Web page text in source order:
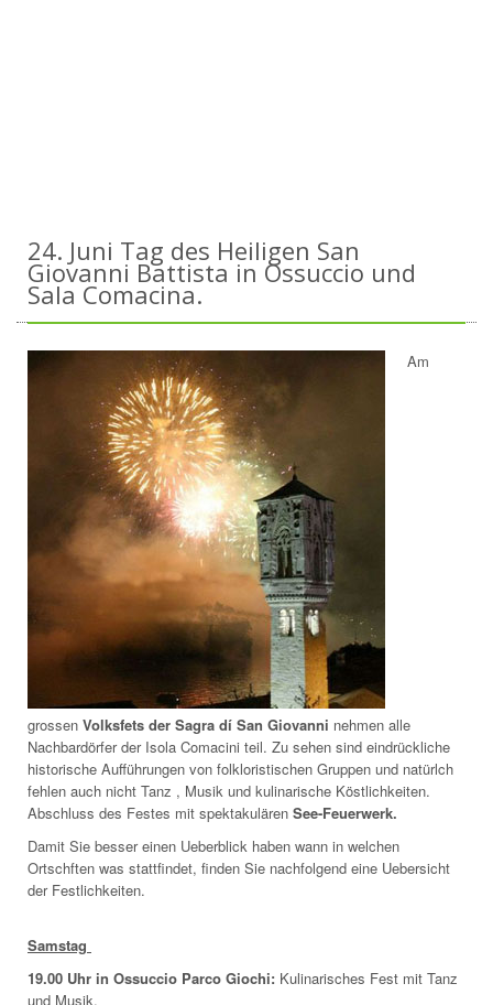
24. Juni Tag des Heiligen San
Giovanni Battista in Ossuccio und
Sala Comacina.
Am
grossen Volksfets der Sagra dí San Giovanni nehmen alle
Nachbardörfer der Isola Comacini teil. Zu sehen sind eindrückliche
historische Aufführungen von folkloristischen Gruppen und natürlch
fehlen auch nicht Tanz , Musik und kulinarische Köstlichkeiten.
Abschluss des Festes mit spektakulären See-Feuerwerk.
Damit Sie besser einen Ueberblick haben wann in welchen
Ortschften was stattfindet, finden Sie nachfolgend eine Uebersicht
der Festlichkeiten.
Samstag
19.00 Uhr in Ossuccio Parco Giochi: Kulinarisches Fest mit Tanz
und Musik.